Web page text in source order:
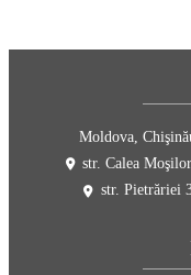
Moldova,
str. Calea
str. Pietrăriei